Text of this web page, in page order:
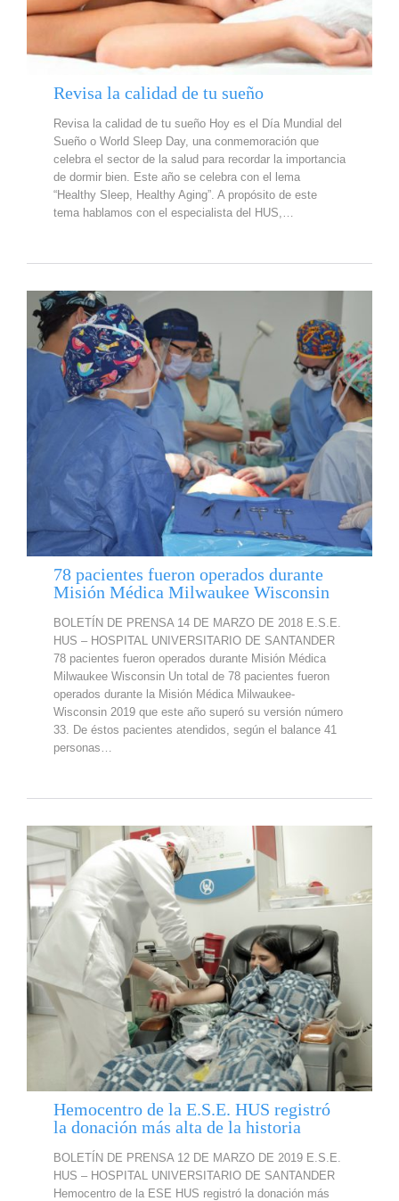
Revisa la calidad de tu sueño
Revisa la calidad de tu sueño Hoy es el Día Mundial del
Sueño o World Sleep Day, una conmemoración que
celebra el sector de la salud para recordar la importancia
de dormir bien. Este año se celebra con el lema
“Healthy Sleep, Healthy Aging”. A propósito de este
tema hablamos con el especialista del HUS,…
78 pacientes fueron operados durante
Misión Médica Milwaukee Wisconsin
BOLETÍN DE PRENSA 14 DE MARZO DE 2018 E.S.E.
HUS – HOSPITAL UNIVERSITARIO DE SANTANDER
78 pacientes fueron operados durante Misión Médica
Milwaukee Wisconsin Un total de 78 pacientes fueron
operados durante la Misión Médica Milwaukee-
Wisconsin 2019 que este año superó su versión número
33. De éstos pacientes atendidos, según el balance 41
personas…
Hemocentro de la E.S.E. HUS registró
la donación más alta de la historia
BOLETÍN DE PRENSA 12 DE MARZO DE 2019 E.S.E.
HUS – HOSPITAL UNIVERSITARIO DE SANTANDER
Hemocentro de la ESE HUS registró la donación más